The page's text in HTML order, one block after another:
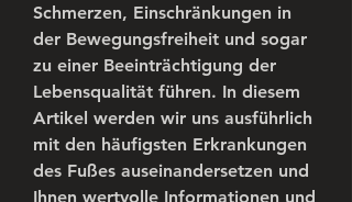
Schmerzen, Einschränkungen in
der Bewegungsfreiheit und sogar
zu einer Beeinträchtigung der
Lebensqualität führen. In diesem
Artikel werden wir uns ausführlich
mit den häufigsten Erkrankungen
des Fußes auseinandersetzen und
Ihnen wertvolle Informationen und